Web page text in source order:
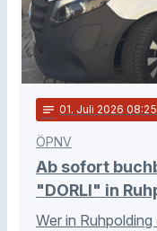
notes 01. Juli 2026 08:25
ÖPNV
Ab sofort
"DORLI" in
Wer in